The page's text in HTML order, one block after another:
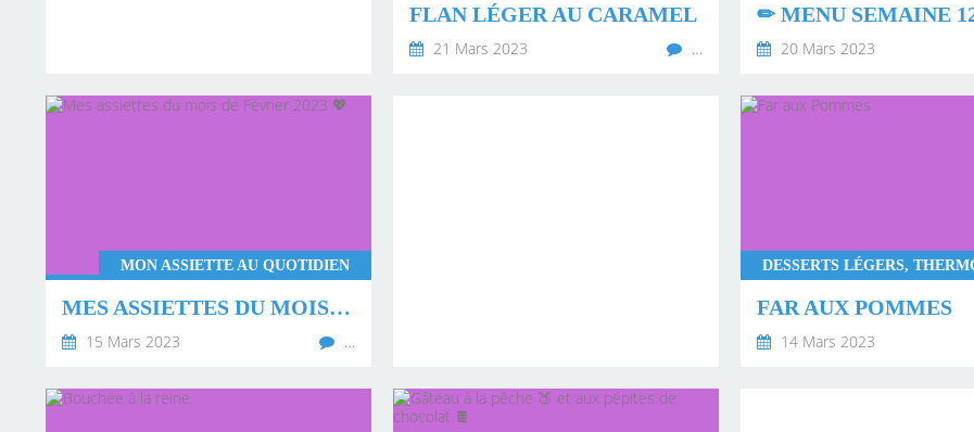
FLAN LÉGER AU CARAMEL
21 Mars 2023 … 20 Mars 2023
MON ASSIETTE AU QUOTIDIEN
MES ASSIETTES DU MOIS DE FÉVRIER 2023 💖
15 Mars 2023 …
FAR AUX POMMES
14 Mars 2023